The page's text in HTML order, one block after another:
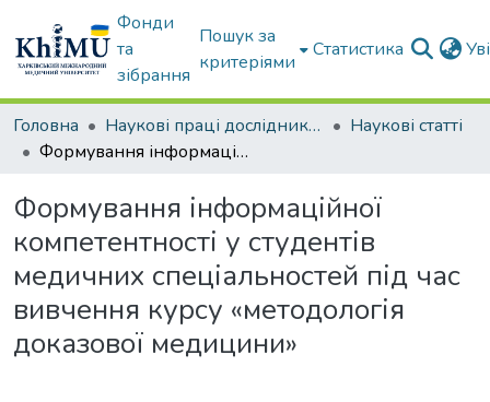
Фонди
та
зібрання
Пошук за
критеріями
Статистика
Головна Наукові праці дослідників університету
Наукові статті
Формування інформаційної компетентності у студентів медичних спеціальностей під час вивчення курсу «методологія доказової медицини»
Формування інформаційної
компетентності у студентів
медичних спеціальностей під час
вивчення курсу «методологія
доказової медицини»